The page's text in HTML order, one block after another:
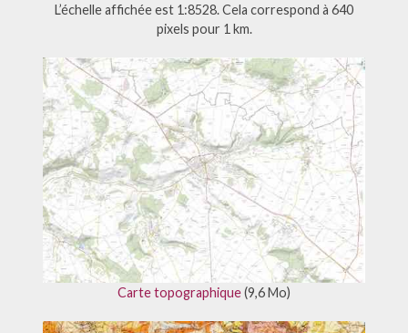
L’échelle affichée est 1:8528. Cela correspond à 640
pixels pour 1 km.
Carte topographique(9,6 Mo)